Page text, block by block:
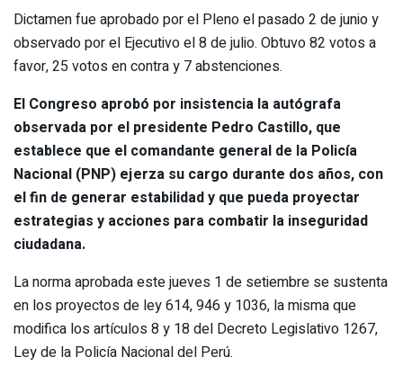
Dictamen fue aprobado por el Pleno el pasado 2 de junio y
observado por el Ejecutivo el 8 de julio. Obtuvo 82 votos a
favor, 25 votos en contra y 7 abstenciones.
El Congreso aprobó por insistencia la autógrafa
observada por el presidente Pedro Castillo, que
establece que el comandante general de la Policía
Nacional (PNP) ejerza su cargo durante dos años, con
el fin de generar estabilidad y que pueda proyectar
estrategias y acciones para combatir la inseguridad
ciudadana.
La norma aprobada este jueves 1 de setiembre se sustenta
en los proyectos de ley 614, 946 y 1036, la misma que
modifica los artículos 8 y 18 del Decreto Legislativo 1267,
Ley de la Policía Nacional del Perú.